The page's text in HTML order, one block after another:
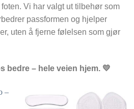
Vi har valgt ut tilbehør som
passformen og hjelper
uten å fjerne følelsen som gjør
bedre – hele veien hjem. 💛